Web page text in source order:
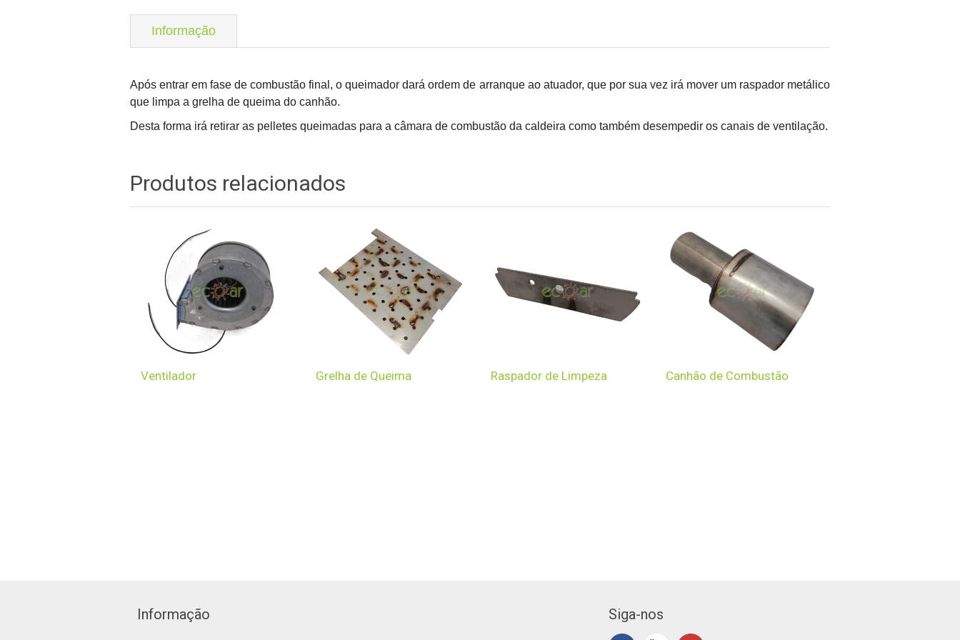
Informação
Após entrar em fase de combustão final, o queimador dará ordem de arranque ao atuador, que por sua vez irá mover um raspador metálico
que limpa a grelha de queima do canhão.
Desta forma irá retirar as pelletes queimadas para a câmara de combustão da caldeira como também desempedir os canais de ventilação.
Produtos relacionados
Ventilador Grelha de Queima Raspador de Limpeza Canhão de Combustão
Informação Siga-nos